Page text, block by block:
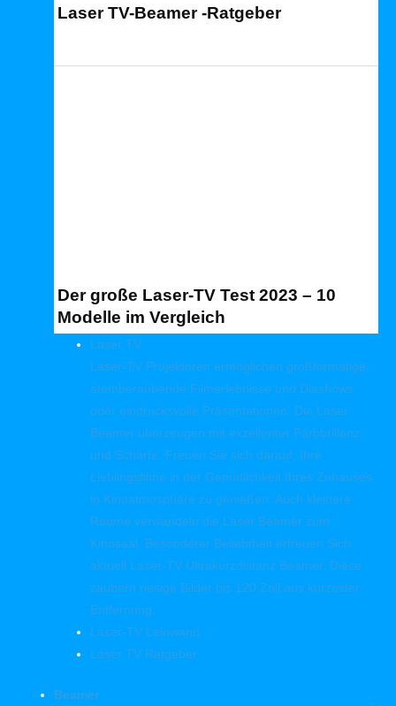
Laser TV-Beamer -Ratgeber
Der große Laser-TV Test 2023 – 10
Modelle im Vergleich
Laser TV
Laser-TV Projektoren ermöglichen großformatige,
atemberaubende Filmerlebnisse und Diashows
oder eindrucksvolle Präsentationen. Die Laser
Beamer überzeugen mit exzellenter Farbbrillanz
und Schärfe. Freuen Sie sich darauf, Ihre
Lieblingsfilme in der Gemütlichkeit Ihres Zuhauses
in Kinoatmosphäre zu genießen. Auch kleinere
Räume verwandeln die Laser Beamer zum
Kinosaal. Besonderer Beliebtheit erfreuen Sich
aktuell Laser-TV Ultrakurzdistanz Beamer. Diese
zaubern riesige Bilder bis 120 Zoll aus kürzester
Entfernung.
Laser-TV Leinwand
Laser TV Ratgeber
Beamer